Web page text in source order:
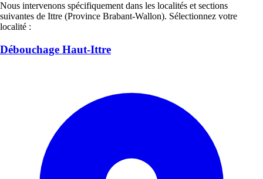
Nous intervenons spécifiquement dans les localités et sections
suivantes de Ittre (Province Brabant-Wallon). Sélectionnez votre
localité :
Débouchage Haut-Ittre